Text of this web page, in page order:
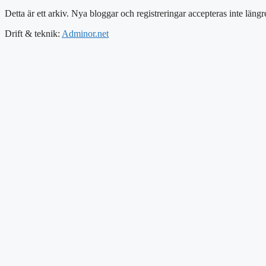
Detta är ett arkiv. Nya bloggar och registreringar accepteras inte
Drift & teknik: Adminor.net